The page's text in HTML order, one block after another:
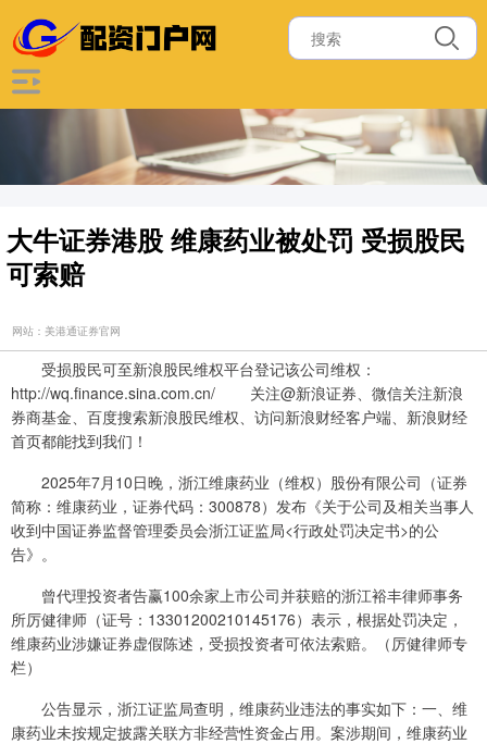
大牛证券港股 维康药业被处罚 受损股民
可索赔
网站：美港通证券官网
受损股民可至新浪股民维权平台登记该公司维权：
http://wq.finance.sina.com.cn/ 关注@新浪证券、微信关注新浪
券商基金、百度搜索新浪股民维权、访问新浪财经客户端、新浪财经
首页都能找到我们！
2025年7月10日晚，浙江维康药业（维权）股份有限公司（证券
简称：维康药业，证券代码：300878）发布《关于公司及相关当事人
收到中国证券监督管理委员会浙江证监局<行政处罚决定书>的公
告》。
曾代理投资者告赢100余家上市公司并获赔的浙江裕丰律师事务
所厉健律师（证号：13301200210145176）表示，根据处罚决定，
维康药业涉嫌证券虚假陈述，受损投资者可依法索赔。（厉健律师专
栏）
公告显示，浙江证监局查明，维康药业违法的事实如下：一、维
康药业未按规定披露关联方非经营性资金占用。案涉期间，维康药业